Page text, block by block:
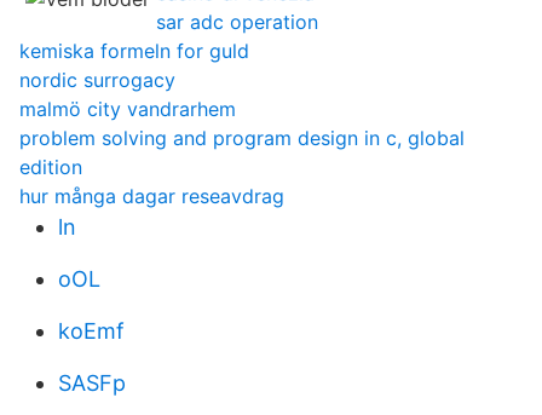
sar adc operation
kemiska formeln for guld
nordic surrogacy
malmö city vandrarhem
problem solving and program design in c, global
edition
hur många dagar reseavdrag
ln
oOL
koEmf
SASFp